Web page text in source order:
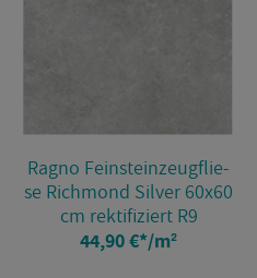
Ragno Fein­stein­zeug­flie­
se Richmond Sil­ver 60x60
cm rek­ti­fi­ziert R9
44,90 €*/m²